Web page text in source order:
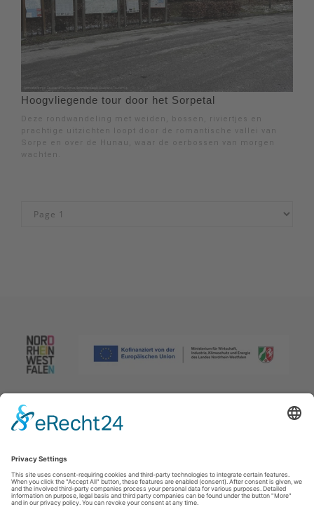
Hoogvliegende tour door het Sorpetal
Deze rondwandeling met weiden, bossen, riviertjes en
prachtige uitzichten loopt door de romantische vallei van
Sorpe en over de Hunau, waar de oerbossen van morgen
wachten.
Afdruk|Privacybeleid|Verklaring van toegankelijkheid|Neem
contact met ons op